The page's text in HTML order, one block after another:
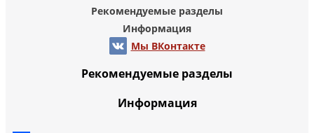
Рекомендуемые разделы
Информация
Мы ВКонтакте
Рекомендуемые разделы
Информация